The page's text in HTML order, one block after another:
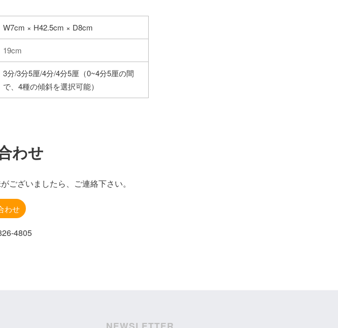
W7cm × H42.5cm × D8cm
19cm
3分/3分5厘/4分/4分5厘（0~4分5厘の間
で、4種の傾斜を選択可能）
わせ
ございましたら、ご連絡下さい。
わせ
4805